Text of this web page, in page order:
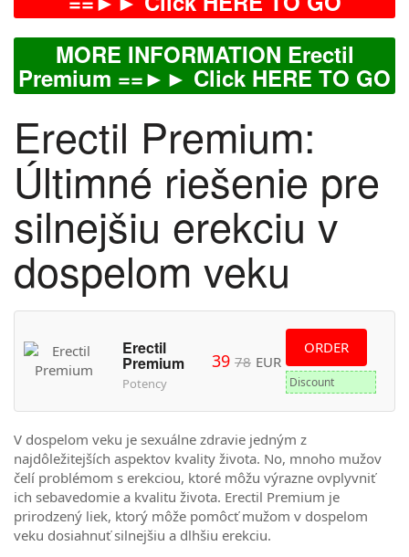
MORE INFORMATION Erectil
Premium ==►► Click HERE TO GO
Erectil Premium:
Últimné riešenie pre
silnejšiu erekciu v
dospelom veku
Erectil
Premium
Potency
39 78 EUR
ORDER
Discount
V dospelom veku je sexuálne zdravie jedným z
najdôležitejších aspektov kvality života. No, mnoho mužov
čelí problémom s erekciou, ktoré môžu výrazne ovplyvniť
ich sebavedomie a kvalitu života. Erectil Premium je
prirodzený liek, ktorý môže pomôcť mužom v dospelom
veku dosiahnuť silnejšiu a dlhšiu erekciu.